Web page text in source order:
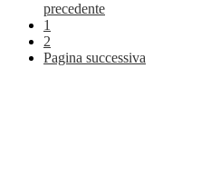
precedente
1
2
Pagina successiva